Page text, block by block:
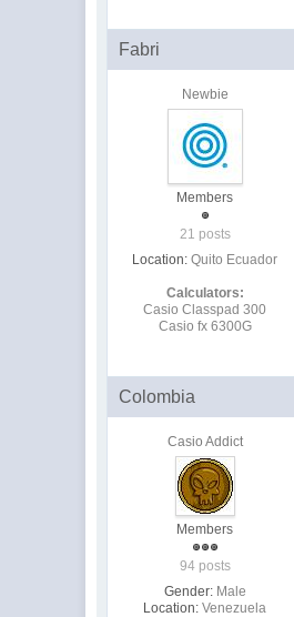
Fabri
Newbie
Members
21 posts
Location: Quito Ecuador
Calculators:
Casio Classpad 300
Casio fx 6300G
Colombia
Casio Addict
Members
94 posts
Gender: Male
Location: Venezuela